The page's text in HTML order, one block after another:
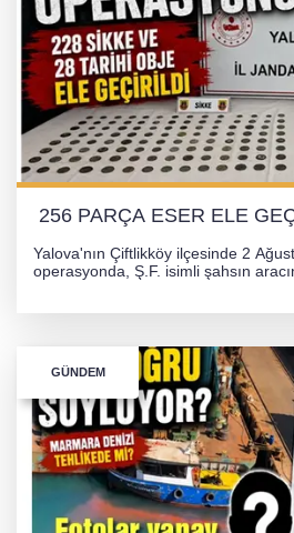
256 PARÇA ESER ELE
Yalova'nın Çiftlikköy ilçesinde 2
operasyonda, Ş.F. isimli şahsın
GÜNDEM